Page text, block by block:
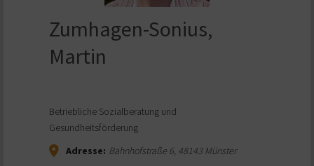
Zumhagen-Sonius,
Martin
Betriebliche Sozialberatung und
Gesundheitsförderung
Adresse: Bahnhofstraße 6, 48143Münster